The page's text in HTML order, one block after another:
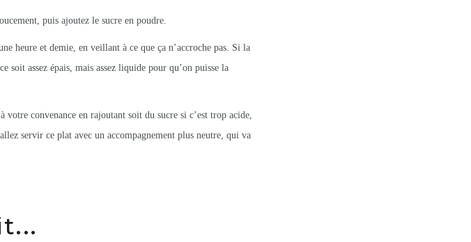
puis ajoutez le sucre en poudre.
heure et demie, en veillant à ce que ça n’accroche pas. Si la
soit assez épais, mais assez liquide pour qu’on puisse la
convenance en rajoutant soit du sucre si c’est trop acide,
servir ce plat avec un accompagnement plus neutre, qui va